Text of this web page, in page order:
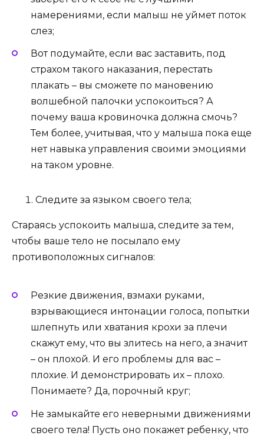
намерениями, если малыш не уймет поток
слез;
Вот подумайте, если вас заставить, под
страхом такого наказания, перестать
плакать – вы сможете по мановению
волшебной палочки успокоиться? А
почему ваша кровиночка должна смочь?
Тем более, учитывая, что у малыша пока еще
нет навыка управления своими эмоциями
на таком уровне.
Следите за языком своего тела;
Стараясь успокоить малыша, следите за тем,
чтобы ваше тело не посылало ему
противоположных сигналов:
Резкие движения, взмахи руками,
взрывающиеся интонации голоса, попытки
шлепнуть или хватания крохи за плечи
скажут ему, что вы злитесь на него, а значит
– он плохой. И его проблемы для вас –
плохие. И демонстрировать их – плохо.
Понимаете? Да, порочный круг;
Не замыкайте его неверными движениями
своего тела! Пусть оно покажет ребенку, что